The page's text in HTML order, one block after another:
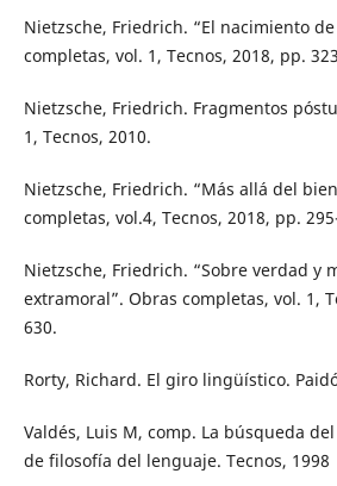
Nietzsche, Friedrich. “El nacimiento
completas, vol. 1, Tecnos, 2018, pp.
Nietzsche, Friedrich. Fragmentos
1, Tecnos, 2010.
Nietzsche, Friedrich. “Más allá del
completas, vol.4, Tecnos, 2018, pp.
Nietzsche, Friedrich. “Sobre verdad y
extramoral”. Obras completas, vol. 1,
630.
Rorty, Richard. El giro lingüístico.
Valdés, Luis M, comp. La búsqueda
de filosofía del lenguaje. Tecnos, 1998